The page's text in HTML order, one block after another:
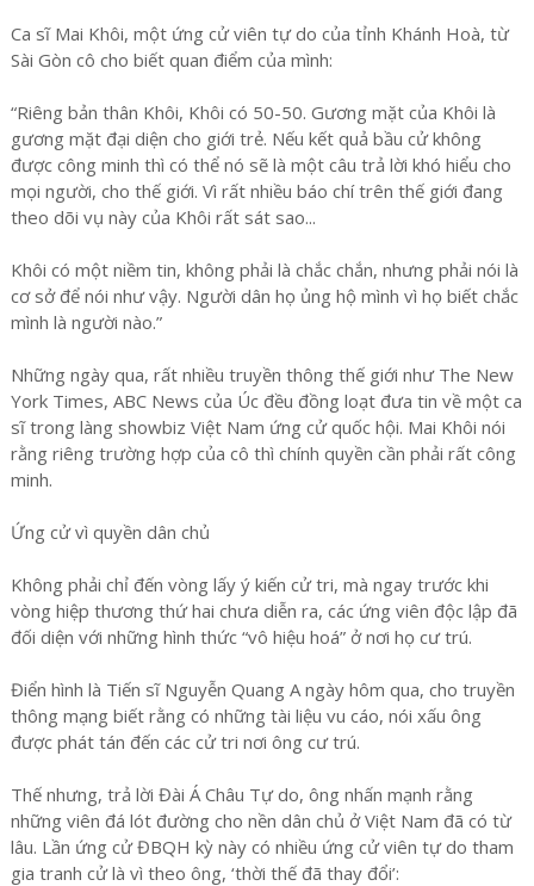
Ca sĩ Mai Khôi, một ứng cử viên tự do của tỉnh Khánh Hoà, từ
Sài Gòn cô cho biết quan điểm của mình:
“Riêng bản thân Khôi, Khôi có 50-50. Gương mặt của Khôi là
gương mặt đại diện cho giới trẻ. Nếu kết quả bầu cử không
được công minh thì có thể nó sẽ là một câu trả lời khó hiểu cho
mọi người, cho thế giới. Vì rất nhiều báo chí trên thế giới đang
theo dõi vụ này của Khôi rất sát sao...
Khôi có một niềm tin, không phải là chắc chắn, nhưng phải nói là
cơ sở để nói như vậy. Người dân họ ủng hộ mình vì họ biết chắc
mình là người nào.”
Những ngày qua, rất nhiều truyền thông thế giới như The New
York Times, ABC News của Úc đều đồng loạt đưa tin về một ca
sĩ trong làng showbiz Việt Nam ứng cử quốc hội. Mai Khôi nói
rằng riêng trường hợp của cô thì chính quyền cần phải rất công
minh.
Ứng cử vì quyền dân chủ
Không phải chỉ đến vòng lấy ý kiến cử tri, mà ngay trước khi
vòng hiệp thương thứ hai chưa diễn ra, các ứng viên độc lập đã
đối diện với những hình thức “vô hiệu hoá” ở nơi họ cư trú.
Điển hình là Tiến sĩ Nguyễn Quang A ngày hôm qua, cho truyền
thông mạng biết rằng có những tài liệu vu cáo, nói xấu ông
được phát tán đến các cử tri nơi ông cư trú.
Thế nhưng, trả lời Đài Á Châu Tự do, ông nhấn mạnh rằng
những viên đá lót đường cho nền dân chủ ở Việt Nam đã có từ
lâu. Lần ứng cử ĐBQH kỳ này có nhiều ứng cử viên tự do tham
gia tranh cử là vì theo ông, ‘thời thế đã thay đổi’: